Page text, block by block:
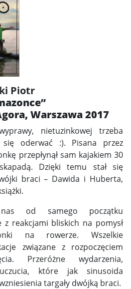
Piotr
Warszawa 2017
nietuzinkowej trzeba
oderwać :). Pisana przez
przepłynął sam kajakiem 30
Dzięki temu stał się
braci – Dawida i Huberta,
od samego początku
z reakcjami bliskich na pomysł
na rowerze. Wszelkie
związane z rozpoczęciem
Przeróżne wydarzenia,
które jak sinusoida
targały dwójką braci.